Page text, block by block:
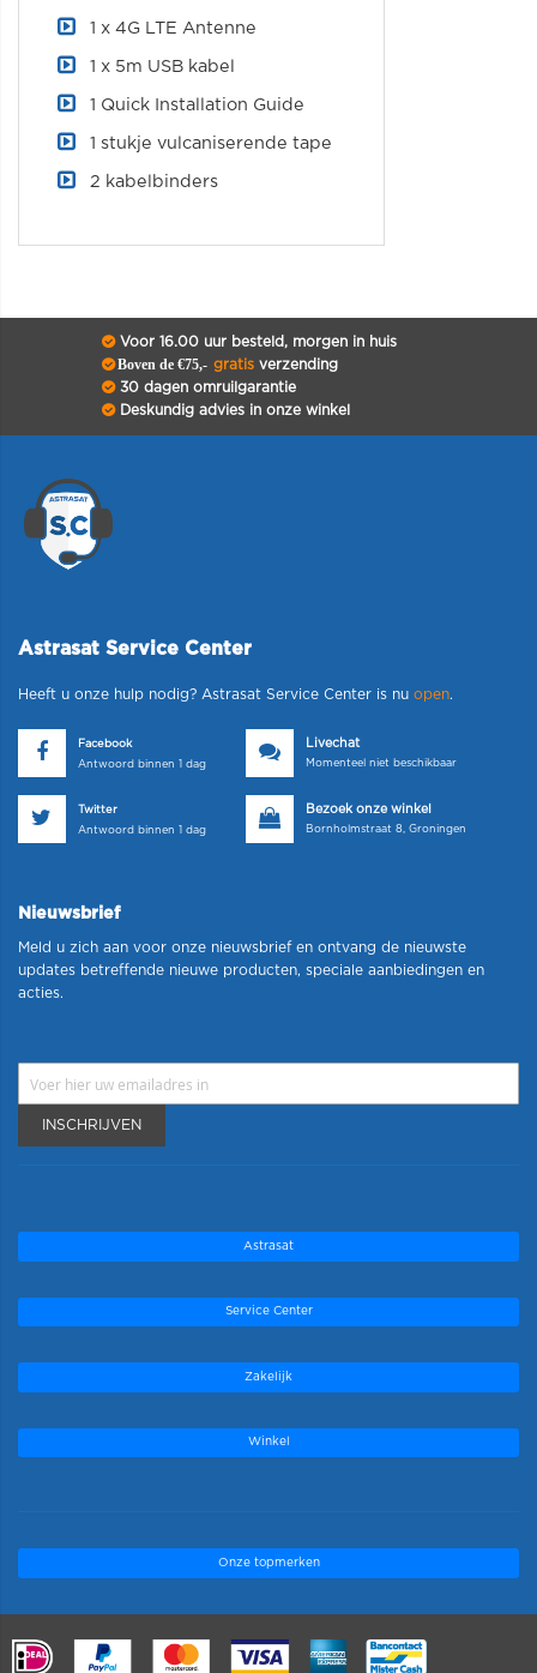
1 x 4G LTE Antenne
1 x 5m USB kabel
1 Quick Installation Guide
1 stukje vulcaniserende tape
2 kabelbinders
Voor 16.00 uur besteld, morgen in huis
Boven de €75,- gratisverzending
30 dagen omruilgarantie
Deskundig advies in onze winkel
Astrasat Service Center
Heeft u onze hulp nodig? Astrasat Service Center is nu open.
Facebook
Antwoord binnen 1 dag
Livechat
Momenteel niet beschikbaar
Twitter
Antwoord binnen 1 dag
Bezoek onze winkel
Bornholmstraat 8, Groningen
Nieuwsbrief
Meld u zich aan voor onze nieuwsbrief en ontvang de nieuwste
updates betreffende nieuwe producten, speciale aanbiedingen en
acties.
INSCHRIJVEN
Astrasat
Service Center
Zakelijk
Winkel
Onze topmerken
.